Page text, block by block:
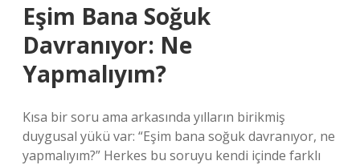
Eşim Bana Soğuk
Davranıyor: Ne
Yapmalıyım?
Kısa bir soru ama arkasında yılların birikmiş
duygusal yükü var: “Eşim bana soğuk davranıyor, ne
yapmalıyım?” Herkes bu soruyu kendi içinde farklı